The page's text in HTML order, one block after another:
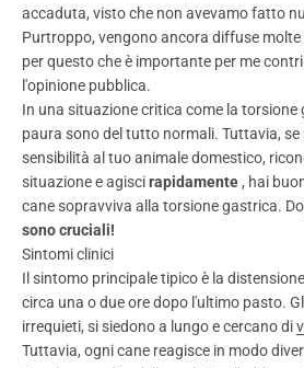
accaduta, visto che non avevamo fatto
Purtroppo, vengono ancora diffuse
per questo che è importante per me
l'opinione pubblica.
In una situazione critica come la torsione
paura sono del tutto normali. Tuttavia,
sensibilità al tuo animale domestico,
situazione e agiscirapidamente, hai
cane sopravviva alla torsione gastrica.
sono cruciali!
Sintomi clinici
Il sintomo principale tipico è la
circa una o due ore dopo l'ultimo pasto.
irrequieti, si siedono a lungo e cercano di
Tuttavia, ogni cane reagisce in modo